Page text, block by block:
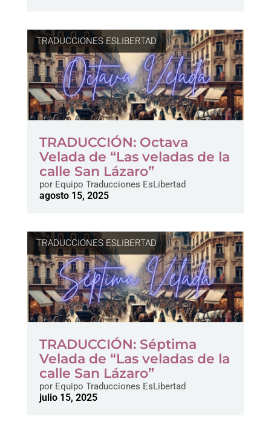
TRADUCCIONES ESLIBERTAD
TRADUCCIÓN: Octava
Velada de “Las veladas de la
calle San Lázaro”
porEquipo Traducciones EsLibertad
agosto 15, 2025
TRADUCCIONES ESLIBERTAD
TRADUCCIÓN: Séptima
Velada de “Las veladas de la
calle San Lázaro”
porEquipo Traducciones EsLibertad
julio 15, 2025